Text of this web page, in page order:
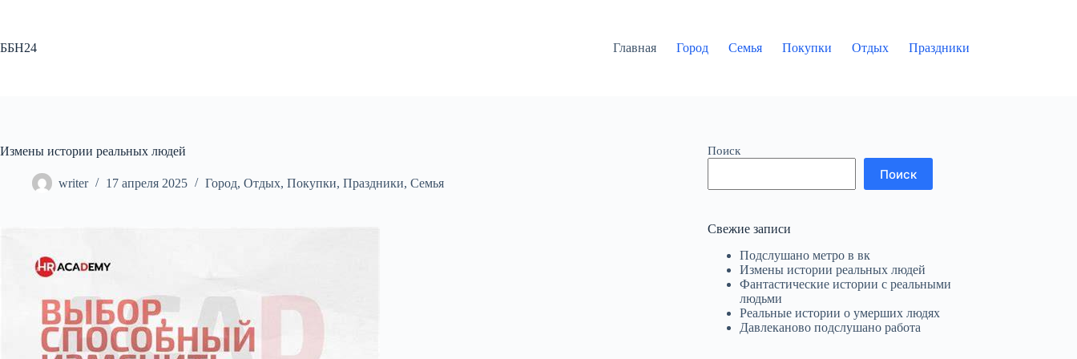
ББН24
Главная Город Семья Покупки Отдых Праздники
Измены истории реальных людей
writer 17 апреля 2025 Город, Отдых, Покупки, Праздники, Семья
Поиск
Поиск
Свежие записи
Подслушано метро в вк
Измены истории реальных людей
Фантастические истории с реальными
людьми
Реальные истории о умерших людях
Давлеканово подслушано работа